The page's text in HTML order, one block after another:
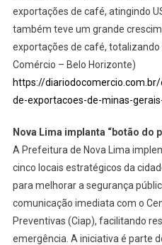
exportações de café, atingindo
também teve um grande
exportações de café, totalizando
Comércio – Belo Horizonte)
https://
de-exportacoes-de-minas-
Nova Lima implanta “botão do
A Prefeitura de Nova Lima
cinco locais estratégicos da
para melhorar a segurança
comunicação imediata com o
Preventivas (Ciap), facilitando
emergência. A iniciativa é parte